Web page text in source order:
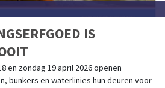
IS
en zondag 19 april 2026 openen
bunkers en waterlinies hun deuren voor